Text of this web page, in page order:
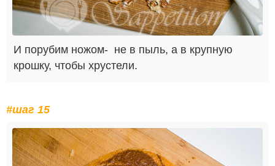
И порубим ножом- не в пыль, а в крупную
крошку, чтобы хрустели.
#шаг 15